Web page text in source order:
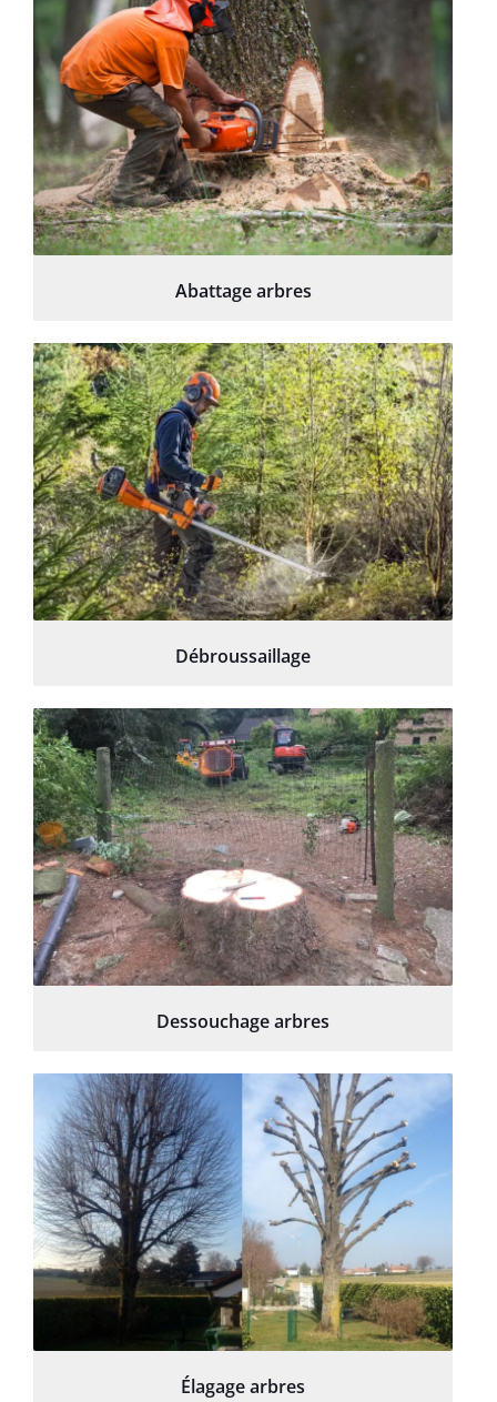
Abattage arbres
Débroussaillage
Dessouchage arbres
Élagage arbres